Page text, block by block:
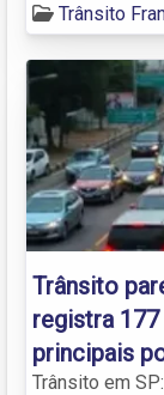
Trânsito
Trânsito
registra
principais
Trânsito em